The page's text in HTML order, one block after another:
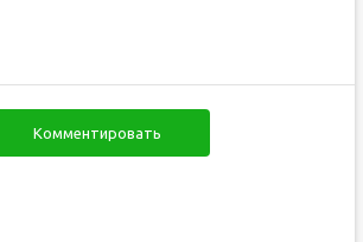
Комментировать